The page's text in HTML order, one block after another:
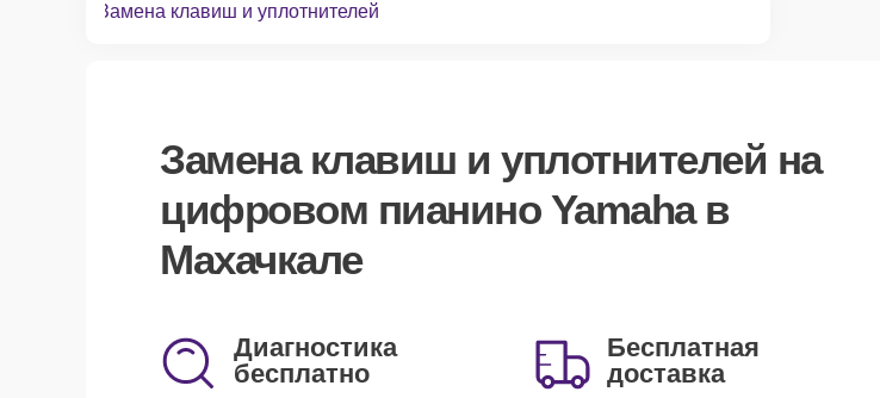
Замена клавиш и уплотнителей
Замена клавиш и уплотнителей на
цифровом пианино Yamaha в
Махачкале
Диагностика
бесплатно
Бесплатная
доставка